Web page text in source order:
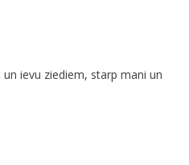
ievu ziediem, starp mani un